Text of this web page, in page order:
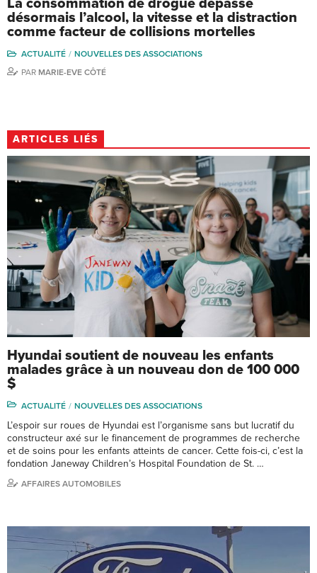
désormais l’alcool, la vitesse et la distraction
comme facteur de collisions mortelles
ACTUALITÉ
NOUVELLES DES ASSOCIATIONS
PAR MARIE-EVE CÔTÉ
ARTICLES LIÉS
Hyundai soutient de nouveau les enfants
malades grâce à un nouveau don de 100 000
$
ACTUALITÉ NOUVELLES DES ASSOCIATIONS
L’espoir sur roues de Hyundai est l’organisme sans but lucratif du
constructeur axé sur le financement de programmes de recherche
et de soins pour les enfants atteints de cancer. Cette fois-ci, c’est la
fondation Janeway Children’s Hospital Foundation de St. …
AFFAIRES AUTOMOBILES